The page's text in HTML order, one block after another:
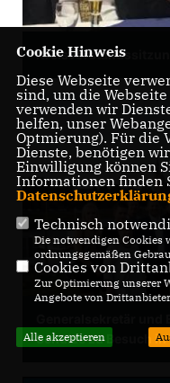
Schulze zu Besuch in
Cookie Hinweis
Diese Webseite
sind, um die
verwenden wir
helfen, unser
Optmierung). Für die
Dienste, benötigen
Einwilligung können
Informationen finden
Technisch
Die notwendigen Cookies
ordnungsgemäßen
Cookies von
Zur Optimierung unserer
Angebote von
Alle akzeptieren